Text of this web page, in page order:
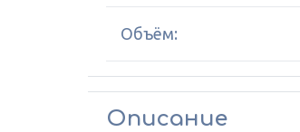
Объём:
Описание